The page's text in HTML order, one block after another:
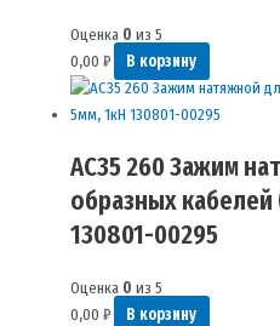
Оценка 0 из 5
0,00 ₽ В корзину
AC35 260 Зажим
образных
130801-00295
Оценка 0 из 5
0,00 ₽ В корзину